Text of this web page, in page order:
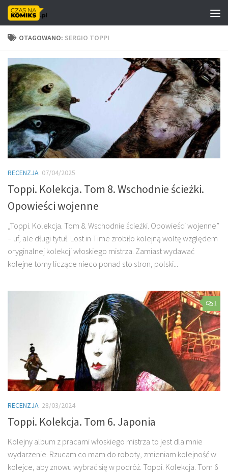
Skip to content
OTAGOWANO: SERGIO TOPPI
RECENZJA 07/04/2025
Toppi. Kolekcja. Tom 8. Wschodnie ścieżki.
Opowieści wojenne
„Toppi. Kolekcja. Tom 8. Wschodnie ścieżki. Opowieści wojenne”
– uf, ale długi tytuł. Lost in Time zrobiło kolejną woltę względem
oryginalnej kolekcji włoskiego mistrza. Zamiast wydawać
kolejne tomy liczące nieco ponad sto stron, polski...
1
RECENZJA 28/03/2024
Toppi. Kolekcja. Tom 6. Japonia
Kolejny album z pracami włoskiego mistrza to jest dla mnie
wydarzenie. Rzucam co mam do roboty, zmieniam kolejność w
kolejce, aby znowu wybrać się w podróż. Toppi. Kolekcja. Tom 6